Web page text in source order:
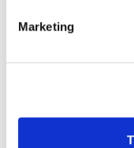
Marketing